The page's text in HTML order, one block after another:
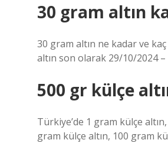
30 gram altın
30 gram altın ne kadar ve kaç
altın son olarak 29/10/2024
500 gr külçe
Türkiye’de 1 gram külçe
gram külçe altın, 100 gram